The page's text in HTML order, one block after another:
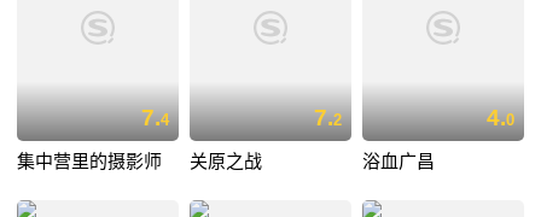
7.4
集中营里的摄影师
7.2
关原之战
4.0
浴血广昌